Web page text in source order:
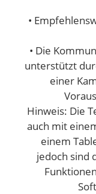
•
• Die
unterstützt
einer
Hinweis: Die
auch mit
einem
jedoch sind